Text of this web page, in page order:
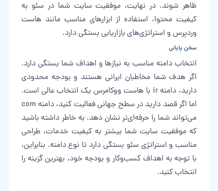
ظاهر شوند. در نهایت، موفقیت سایت شما در سئو به
کیفیت محتوا، استفاده از ابزارهای مناسب مانند هاست
وردپرس و استراتژی‌های بازاریابی بستگی دارد.
سخن پایانی
انتخاب دامنه مناسب به نیازها و اهداف شما بستگی دارد.
اگر هدف شما مخاطبان ایرانی هستند و بودجه محدودی
دارید، دامنه ir با هاست ووکامرس یک انتخاب عالی است.
اما اگر قصد دارید در سطح جهانی فعالیت کنید، دامنه com
می‌تواند شما را حرفه‌ای‌تر نشان دهد. به خاطر داشته باشید
که موفقیت سایت شما بیشتر به کیفیت خدمات، طراحی
مناسب و استراتژی سئو بستگی دارد تا نوع دامنه. بنابراین،
با توجه به اهداف کسب‌وکار و بودجه خود، بهترین گزینه را
انتخاب کنید.